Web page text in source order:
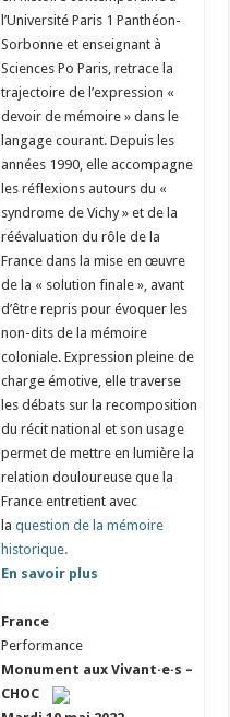
l’Université Paris 1 Panthéon-
Sorbonne et enseignant à
Sciences Po Paris, retrace la
trajectoire de l’expression «
devoir de mémoire » dans le
langage courant. Depuis les
années 1990, elle accompagne
les réflexions autours du «
syndrome de Vichy » et de la
réévaluation du rôle de la
France dans la mise en œuvre
de la « solution finale », avant
d’être repris pour évoquer les
non-dits de la mémoire
coloniale. Expression pleine de
charge émotive, elle traverse
les débats sur la recomposition
du récit national et son usage
permet de mettre en lumière la
relation douloureuse que la
France entretient avec
laquestion de la mémoire
historique.
En savoir plus
France
Performance
Monument aux Vivant·e·s –
CHOC